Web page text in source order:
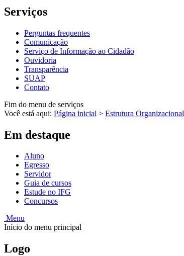
Serviços
Perguntas frequentes
Comunicação
Serviço de Informação ao Cidadão
Ouvidoria
Transparência
SUAP
Contato
Fim do menu de serviços
Você está aqui: Página inicial > Estrutura Organizacional
Em destaque
Aluno
Egresso
Servidor
Guia de cursos
Estude no IFG
Concursos
Menu
Início do menu principal
Logo